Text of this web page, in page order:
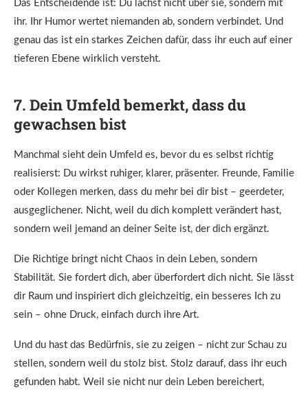
Das Entscheidende ist: Du lachst nicht über sie, sondern mit
ihr. Ihr Humor wertet niemanden ab, sondern verbindet. Und
genau das ist ein starkes Zeichen dafür, dass ihr euch auf einer
tieferen Ebene wirklich versteht.
7. Dein Umfeld bemerkt, dass du
gewachsen bist
Manchmal sieht dein Umfeld es, bevor du es selbst richtig
realisierst: Du wirkst ruhiger, klarer, präsenter. Freunde, Familie
oder Kollegen merken, dass du mehr bei dir bist – geerdeter,
ausgeglichener. Nicht, weil du dich komplett verändert hast,
sondern weil jemand an deiner Seite ist, der dich ergänzt.
Die Richtige bringt nicht Chaos in dein Leben, sondern
Stabilität. Sie fordert dich, aber überfordert dich nicht. Sie lässt
dir Raum und inspiriert dich gleichzeitig, ein besseres Ich zu
sein – ohne Druck, einfach durch ihre Art.
Und du hast das Bedürfnis, sie zu zeigen – nicht zur Schau zu
stellen, sondern weil du stolz bist. Stolz darauf, dass ihr euch
gefunden habt. Weil sie nicht nur dein Leben bereichert,